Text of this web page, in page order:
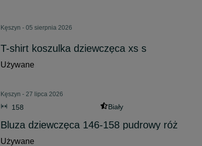
Kęszyn - 05 sierpnia 2026
T-shirt koszulka dziewczęca xs s
Używane
Kęszyn - 27 lipca 2026
158 Biały
Bluza dziewczęca 146-158 pudrowy róż
Używane